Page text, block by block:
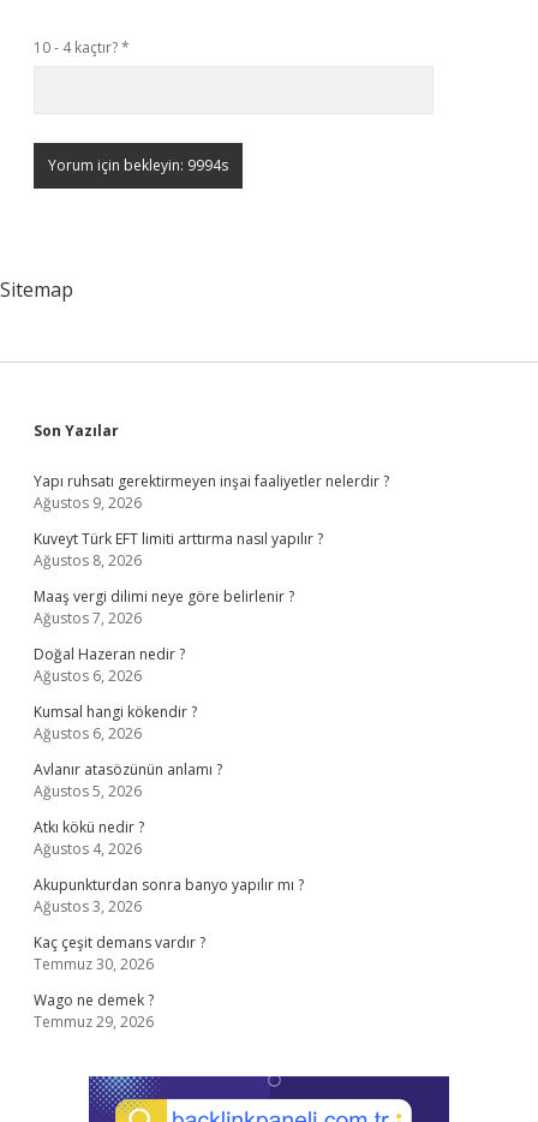
10 - 4 kaçtır?*
Sitemap
Sidebar
Son Yazılar
Yapı ruhsatı gerektirmeyen inşai faaliyetler nelerdir ?
Ağustos 9, 2026
Kuveyt Türk EFT limiti arttırma nasıl yapılır ?
Ağustos 8, 2026
Maaş vergi dilimi neye göre belirlenir ?
Ağustos 7, 2026
Doğal Hazeran nedir ?
Ağustos 6, 2026
Kumsal hangi kökendir ?
Ağustos 6, 2026
Avlanır atasözünün anlamı ?
Ağustos 5, 2026
Atkı kökü nedir ?
Ağustos 4, 2026
Akupunkturdan sonra banyo yapılır mı ?
Ağustos 3, 2026
Kaç çeşit demans vardır ?
Temmuz 30, 2026
Wago ne demek ?
Temmuz 29, 2026